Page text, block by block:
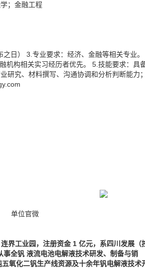
；金融工程
日） 3.专业要求：经济、金融等相关专业。
机构相关实习经历者优先。 5.技能要求：具
研究、材料撰写、沟通协调和分析判断能力；
单位官微
界工业园，注册资金 1 亿元，系四川发展（
全钒 液流电池电解液技术研发、制备与销
氧化二钒生产线资源及十余年钒电解液技术